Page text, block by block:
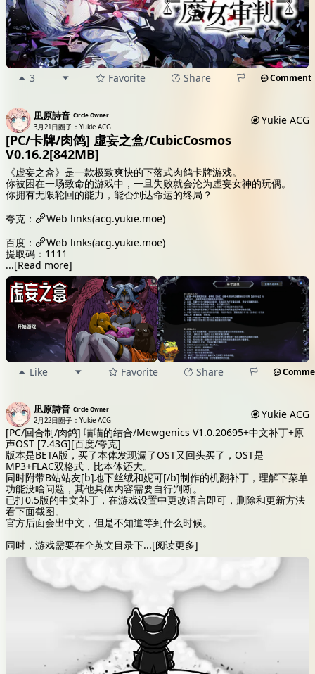
3 Favorite Share Comment
凪原詩音 Circle Owner
3月21日圈子：Yukie ACG Yukie ACG
[PC/卡牌/肉鸽] 虚妄之盒/CubicCosmos
V0.16.2[842MB]
《虚妄之盒》是一款极致爽快的下落式肉鸽卡牌游戏。
你被困在一场致命的游戏中，一旦失败就会沦为虚妄女神的玩偶。
你拥有无限轮回的能力，能否到达命运的终局？
夸克：
Web links(acg.yukie.moe)
百度：
Web links(acg.yukie.moe)
提取码：1111
...[Read more]
Like Favorite Share
凪原詩音 Circle Owner
2月22日 圈子：Yukie ACG
Yukie ACG
[PC/回合制/肉鸽] 喵喵的结合/Mewgenics V1.0.20695+中文补丁+原
声OST [7.43G][百度/夸克]
版本是BETA版，买了本体发现漏了OST又回头买了，OST是
MP3+FLAC双格式，比本体还大。
同时附带B站站友[b]地下丝绒和妮可[/b]制作的机翻补丁，理解下菜单
功能没啥问题，其他具体内容需要自行判断。
已打0.5版的中文补丁，在游戏设置中更改语言即可，删除和更新方法
看下面截图。
官方后面会出中文，但是不知道等到什么时候。
同时，游戏需要在全英文目录下...[阅读更多]